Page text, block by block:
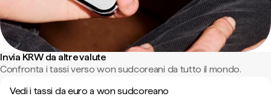
Invia KRW da altre valute
Confronta i tassi verso won sudcoreani da tutto il mondo.
Vedi i tassi da euro a won sudcoreano